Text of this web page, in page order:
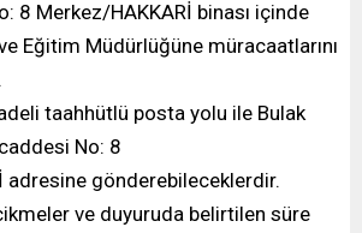
8 Merkez/HAKKARİ binası içinde
Eğitim Müdürlüğüne müracaatlarını
taahhütlü posta yolu ile Bulak
No: 8
adresine gönderebileceklerdir.
ve duyuruda belirtilen süre